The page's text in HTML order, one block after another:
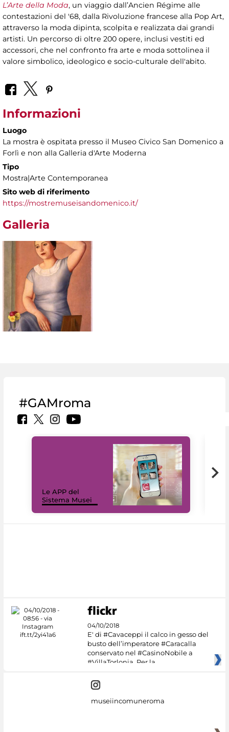
L’Arte della Moda, un viaggio dall’Ancien Régime alle
contestazioni del '68, dalla Rivoluzione francese alla Pop Art,
attraverso la moda dipinta, scolpita e realizzata dai grandi
artisti. Un percorso di oltre 200 opere, inclusi vestiti ed
accessori, che nel confronto fra arte e moda sottolinea il
valore simbolico, ideologico e socio-culturale dell'abito.
Informazioni
Luogo
La mostra è ospitata presso il Museo Civico San Domenico a
Forlì e non alla Galleria d'Arte Moderna
Tipo
Mostra|Arte Contemporanea
Sito web di riferimento
https://mostremuseisandomenico.it/
Galleria
#GAMroma
Le APP del
Sistema Musei
04/10/2018
E' di #Cavaceppi il calco in gesso del
busto dell’imperatore #Caracalla
conservato nel #CasinoNobile a
#VillaTorlonia. Per la
museiincomuneroma